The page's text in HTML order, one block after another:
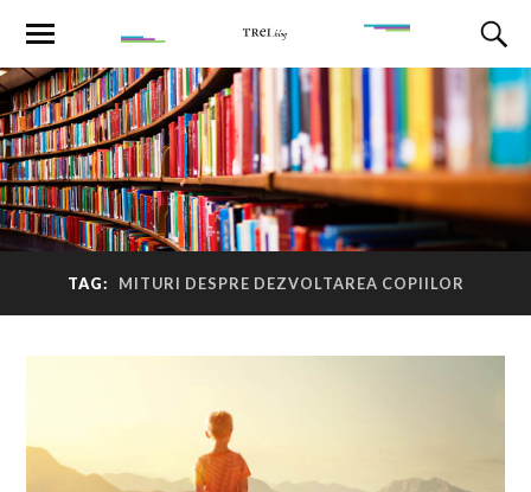
TAG: MITURI DESPRE DEZVOLTAREA COPIILOR